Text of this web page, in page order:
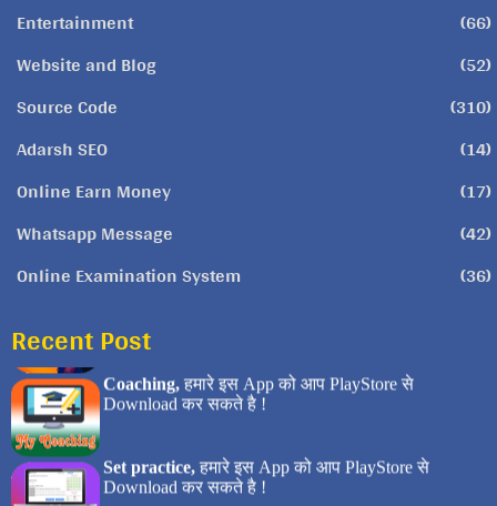
Entertainment
(66)
Website and Blog
(52)
Source Code
(310)
Adarsh SEO
(14)
Online Earn Money
(17)
Whatsapp Message
(42)
Online Examination System
(36)
Recent Post